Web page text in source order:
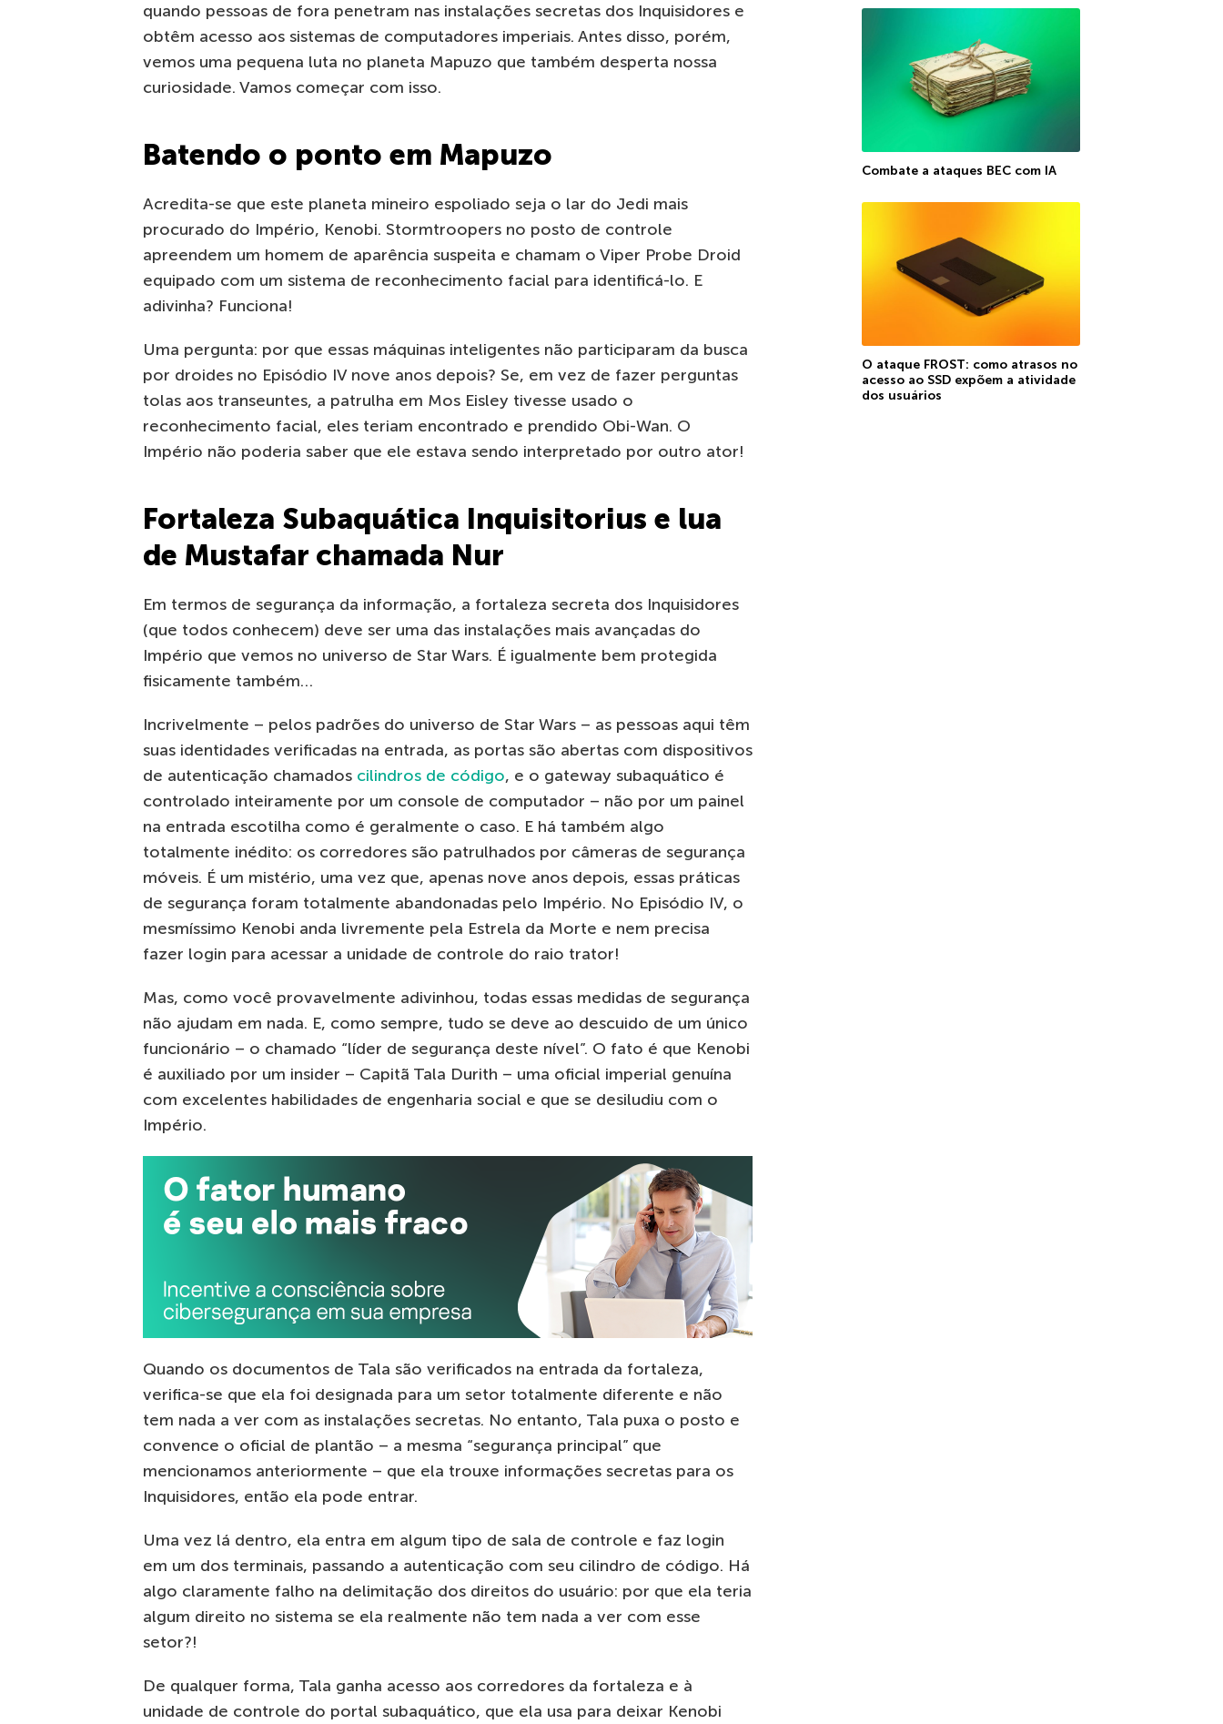
quando pessoas de fora penetram nas instalações secretas dos Inquisidores e
obtêm acesso aos sistemas de computadores imperiais. Antes disso, porém,
vemos uma pequena luta no planeta Mapuzo que também desperta nossa
curiosidade. Vamos começar com isso.
Batendo o ponto em Mapuzo
Acredita-se que este planeta mineiro espoliado seja o lar do Jedi mais
procurado do Império, Kenobi. Stormtroopers no posto de controle
apreendem um homem de aparência suspeita e chamam o Viper Probe Droid
equipado com um sistema de reconhecimento facial para identificá-lo. E
adivinha? Funciona!
Uma pergunta: por que essas máquinas inteligentes não participaram da busca
por droides no Episódio IV nove anos depois? Se, em vez de fazer perguntas
tolas aos transeuntes, a patrulha em Mos Eisley tivesse usado o
reconhecimento facial, eles teriam encontrado e prendido Obi-Wan. O
Império não poderia saber que ele estava sendo interpretado por outro ator!
Fortaleza Subaquática Inquisitorius e lua
de Mustafar chamada Nur
Em termos de segurança da informação, a fortaleza secreta dos Inquisidores
(que todos conhecem) deve ser uma das instalações mais avançadas do
Império que vemos no universo de Star Wars. É igualmente bem protegida
fisicamente também…
Incrivelmente – pelos padrões do universo de Star Wars – as pessoas aqui têm
suas identidades verificadas na entrada, as portas são abertas com dispositivos
de autenticação chamados cilindros de código, e o gateway subaquático é
controlado inteiramente por um console de computador – não por um painel
na entrada escotilha como é geralmente o caso. E há também algo
totalmente inédito: os corredores são patrulhados por câmeras de segurança
móveis. É um mistério, uma vez que, apenas nove anos depois, essas práticas
de segurança foram totalmente abandonadas pelo Império. No Episódio IV, o
mesmíssimo Kenobi anda livremente pela Estrela da Morte e nem precisa
fazer login para acessar a unidade de controle do raio trator!
Mas, como você provavelmente adivinhou, todas essas medidas de segurança
não ajudam em nada. E, como sempre, tudo se deve ao descuido de um único
funcionário – o chamado “líder de segurança deste nível”. O fato é que Kenobi
é auxiliado por um insider – Capitã Tala Durith – uma oficial imperial genuína
com excelentes habilidades de engenharia social e que se desiludiu com o
Império.
Quando os documentos de Tala são verificados na entrada da fortaleza,
verifica-se que ela foi designada para um setor totalmente diferente e não
tem nada a ver com as instalações secretas. No entanto, Tala puxa o posto e
convence o oficial de plantão – a mesma “segurança principal” que
mencionamos anteriormente – que ela trouxe informações secretas para os
Inquisidores, então ela pode entrar.
Uma vez lá dentro, ela entra em algum tipo de sala de controle e faz login
em um dos terminais, passando a autenticação com seu cilindro de código. Há
algo claramente falho na delimitação dos direitos do usuário: por que ela teria
algum direito no sistema se ela realmente não tem nada a ver com esse
setor?!
De qualquer forma, Tala ganha acesso aos corredores da fortaleza e à
unidade de controle do portal subaquático, que ela usa para deixar Kenobi
Combate a ataques BEC com IA
O ataque FROST: como atrasos no
acesso ao SSD expõem a atividade
dos usuários